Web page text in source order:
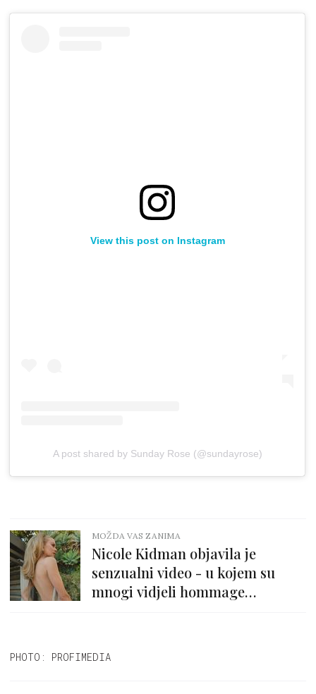
View this post on Instagram
A post shared by Sunday Rose (@sundayrose)
MOŽDA VAS ZANIMA
Nicole Kidman objavila je
senzualni video - u kojem su
mnogi vidjeli hommage
PHOTO: PROFIMEDIA